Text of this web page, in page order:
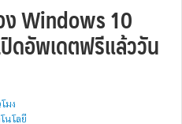
Windows 10
ดอัพเดตฟรีแล้ววัน
มง
นโลยี